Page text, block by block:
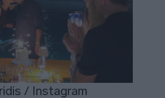
/ Instagram